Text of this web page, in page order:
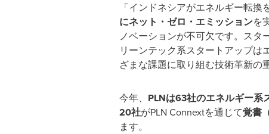
「インドネシアがエネルギー転換
にネット・ゼロ・エミッションを
ノベーションが不可欠です。スタ
リーンテック系スタートアップは
ざまな課題に取り組む技術革新の
今年、 PLNは63社のエネルギー系
20社がPLN Connextを通じて覚書
ます。